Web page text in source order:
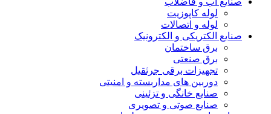
لوله کاپوزیت
لوله و اتصالات
صنایع الکتریکی و الکترونیک
برق ساختمان
برق صنعتی
تجهیزات برقی جرثقیل
دوربین های مداربسته و امنیتی
صنایع خانگی و تزئینی
صنایع صوتی و تصویری